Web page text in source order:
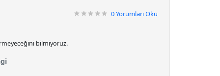
0Yorumları Oku
bilmiyoruz.